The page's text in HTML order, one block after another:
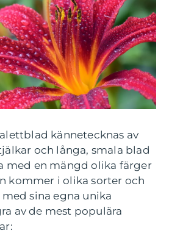
kännetecknas av
och långa, smala blad
med en mängd olika färger
kommer i olika sorter och
sina egna unika
av de mest populära